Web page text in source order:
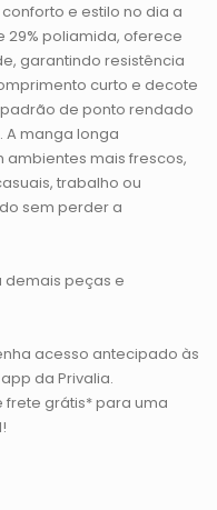
e estilo no dia a
29% poliamida, oferece
garantindo resistência
curto e decote
de ponto rendado
A manga longa
mais frescos,
trabalho ou
sem perder a
peças e
acesso antecipado às
da Privalia.
frete grátis* para uma